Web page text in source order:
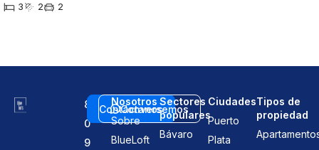
3 2 2
8
0
9
Contáctanos
Conversemos
Nosotros
Sobre
BlueLoft
Sectores
populares
Bávaro
Ciudades
Puerto
Plata
Tipos de
propiedad